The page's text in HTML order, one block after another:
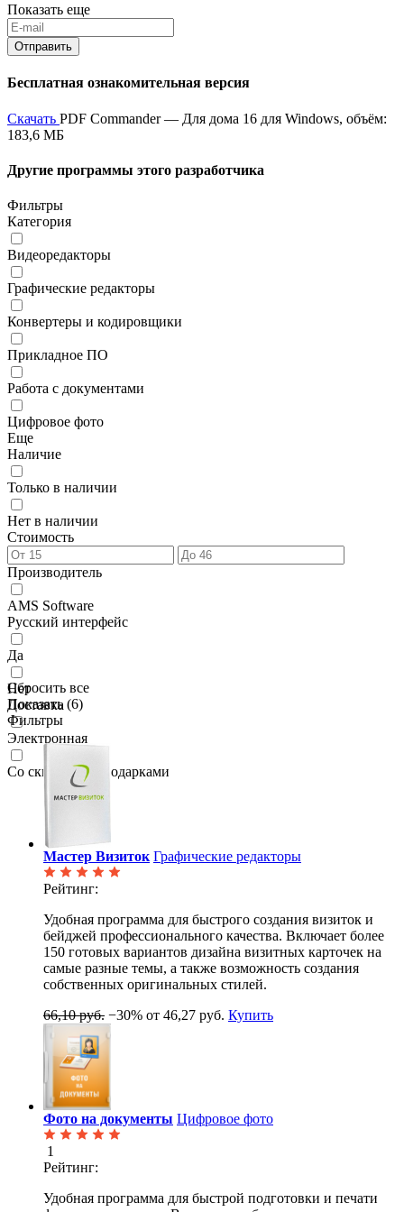
Показать еще
Бесплатная ознакомительная версия
Скачать PDF Commander — Для дома 16 для Windows, объём:
183,6 МБ
Другие программы этого разработчика
Фильтры
Категория
Видеоредакторы
Графические редакторы
Конвертеры и кодировщики
Прикладное ПО
Работа с документами
Цифровое фото
Еще
Наличие
Только в наличии
Нет в наличии
Стоимость
Производитель
AMS Software
Русский интерфейс
Да
Нет
Доставка
Электронная
Со скидками и подарками
Сбросить все
Показать (6)
Фильтры
Мастер Визиток Графические редакторы
Рейтинг:
Удобная программа для быстрого создания визиток и
бейджей профессионального качества. Включает более
150 готовых вариантов дизайна визитных карточек на
самые разные темы, а также возможность создания
собственных оригинальных стилей.
66,10 руб. −30% от 46,27 руб. Купить
Фото на документы Цифровое фото
1
Рейтинг:
Удобная программа для быстрой подготовки и печати